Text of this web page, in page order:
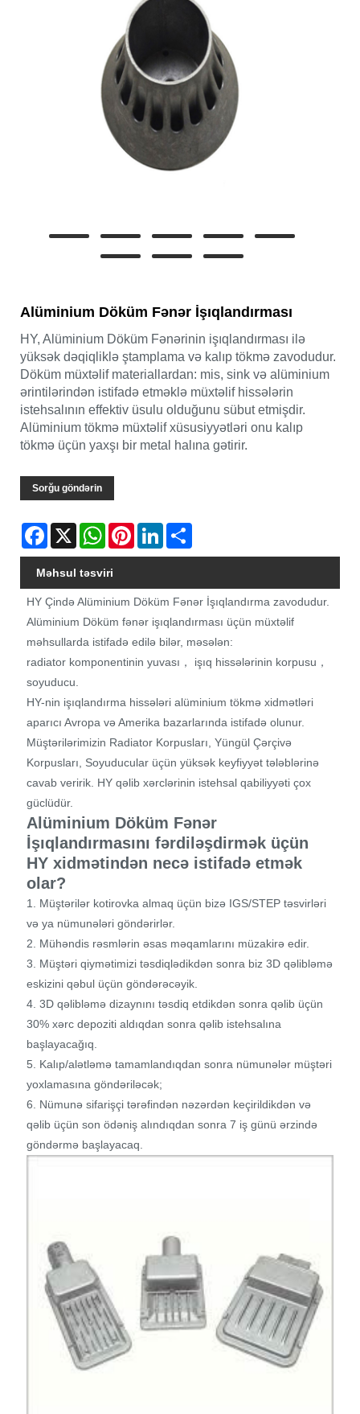
Alüminium Döküm Fənər İşıqlandırması
HY, Alüminium Döküm Fənərinin işıqlandırması ilə
yüksək dəqiqliklə ştamplama və kalıp tökmə zavodudur.
Döküm müxtəlif materiallardan: mis, sink və alüminium
ərintilərindən istifadə etməklə müxtəlif hissələrin
istehsalının effektiv üsulu olduğunu sübut etmişdir.
Alüminium tökmə müxtəlif xüsusiyyətləri onu kalıp
tökmə üçün yaxşı bir metal halına gətirir.
Sorğu göndərin
Facebook
X WhatsAppPinterestLinkedIn
Məhsul təsviri
HY Çində Alüminium Döküm Fənər İşıqlandırma zavodudur.
Alüminium Döküm fənər işıqlandırması üçün müxtəlif
məhsullarda istifadə edilə bilər, məsələn:
radiator komponentinin yuvası， işıq hissələrinin korpusu，
soyuducu.
HY-nin işıqlandırma hissələri alüminium tökmə xidmətləri
aparıcı Avropa və Amerika bazarlarında istifadə olunur.
Müştərilərimizin Radiator Korpusları, Yüngül Çərçivə
Korpusları, Soyuducular üçün yüksək keyfiyyət tələblərinə
cavab veririk. HY qəlib xərclərinin istehsal qabiliyyəti çox
güclüdür.
Alüminium Döküm Fənər
İşıqlandırmasını fərdiləşdirmək üçün
HY xidmətindən necə istifadə etmək
olar?
1. Müştərilər kotirovka almaq üçün bizə IGS/STEP təsvirləri
və ya nümunələri göndərirlər.
2. Mühəndis rəsmlərin əsas məqamlarını müzakirə edir.
3. Müştəri qiymətimizi təsdiqlədikdən sonra biz 3D qəlibləmə
eskizini qəbul üçün göndərəcəyik.
4. 3D qəlibləmə dizaynını təsdiq etdikdən sonra qəlib üçün
30% xərc depoziti aldıqdan sonra qəlib istehsalına
başlayacağıq.
5. Kalıp/alətləmə tamamlandıqdan sonra nümunələr müştəri
yoxlamasına göndəriləcək;
6. Nümunə sifarişçi tərəfindən nəzərdən keçirildikdən və
qəlib üçün son ödəniş alındıqdan sonra 7 iş günü ərzində
göndərmə başlayacaq.